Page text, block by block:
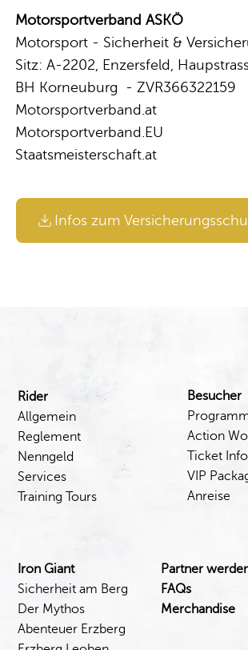
Motorsportverband ASKÖ
Motorsport - Sicherheit &
Sitz: A-2202, Enzersfeld,
BH Korneuburg - ZVR366322159
Motorsportverband.at
Motorsportverband.EU
Staatsmeisterschaft.at
Infos zum
Rider
Allgemein
Reglement
Nenngeld
Services
Training Tours
Besucher
Action
Ticket Info
VIP
Anreise
Iron Giant
Sicherheit am Berg
Der Mythos
Abenteuer Erzberg
Partner
FAQs
Merchandise